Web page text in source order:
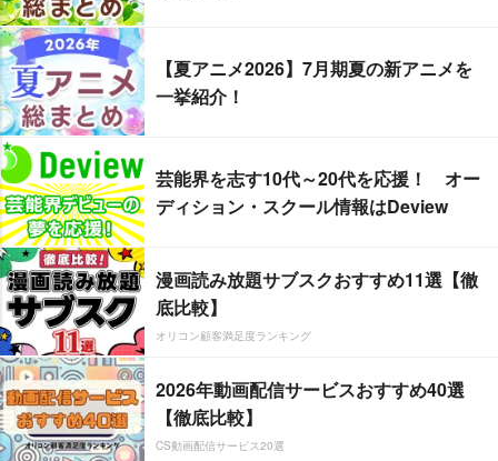
【夏アニメ2026】7月期夏の新アニメを
一挙紹介！
芸能界を志す10代～20代を応援！ オー
ディション・スクール情報はDeview
漫画読み放題サブスクおすすめ11選【徹
底比較】
オリコン顧客満足度ランキング
2026年動画配信サービスおすすめ40選
【徹底比較】
CS動画配信サービス20選